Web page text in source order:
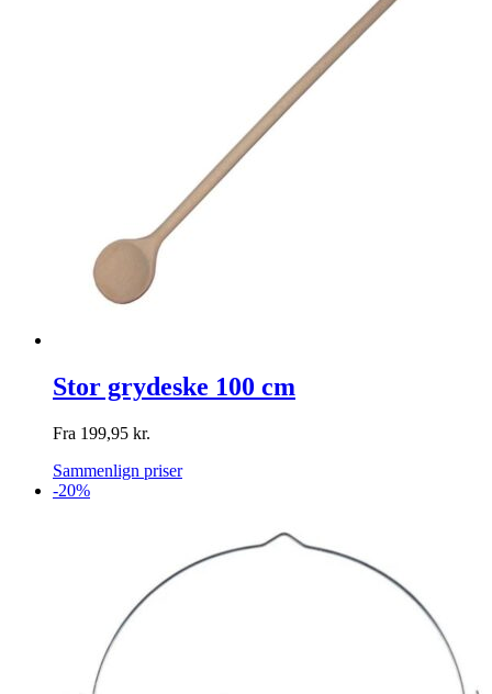
Stor grydeske 100 cm
Fra 199,95 kr.
Sammenlign priser
-20%